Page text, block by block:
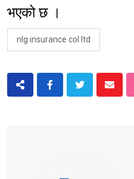
भएको छ ।
nlg insurance col ltd